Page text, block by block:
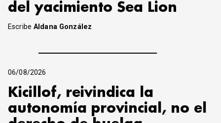
del yacimiento Sea Lion
EscribeAldana González
06/08/2026
Kicillof, reivindica la
autonomía provincial, no el